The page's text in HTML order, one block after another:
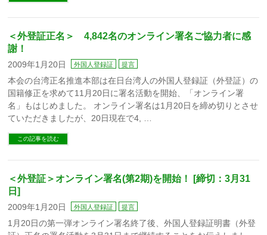
＜外登証正名＞ 4,842名のオンライン署名ご協力者に感
謝！
2009年1月20日 外国人登録証 提言
本会の台湾正名推進本部は在日台湾人の外国人登録証（外登証）の
国籍修正を求めて11月20日に署名活動を開始、「オンライン署
名」もはじめました。 オンライン署名は1月20日を締め切りとさせ
ていただきましたが、20日現在で4, …
この記事を読む
＜外登証＞オンライン署名(第2期)を開始！ [締切：3月31
日]
2009年1月20日 外国人登録証 提言
1月20日の第一弾オンライン署名終了後、外国人登録証明書（外登